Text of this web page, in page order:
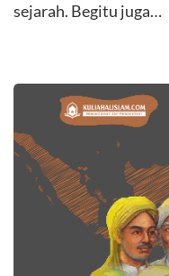
sejarah. Begitu juga…